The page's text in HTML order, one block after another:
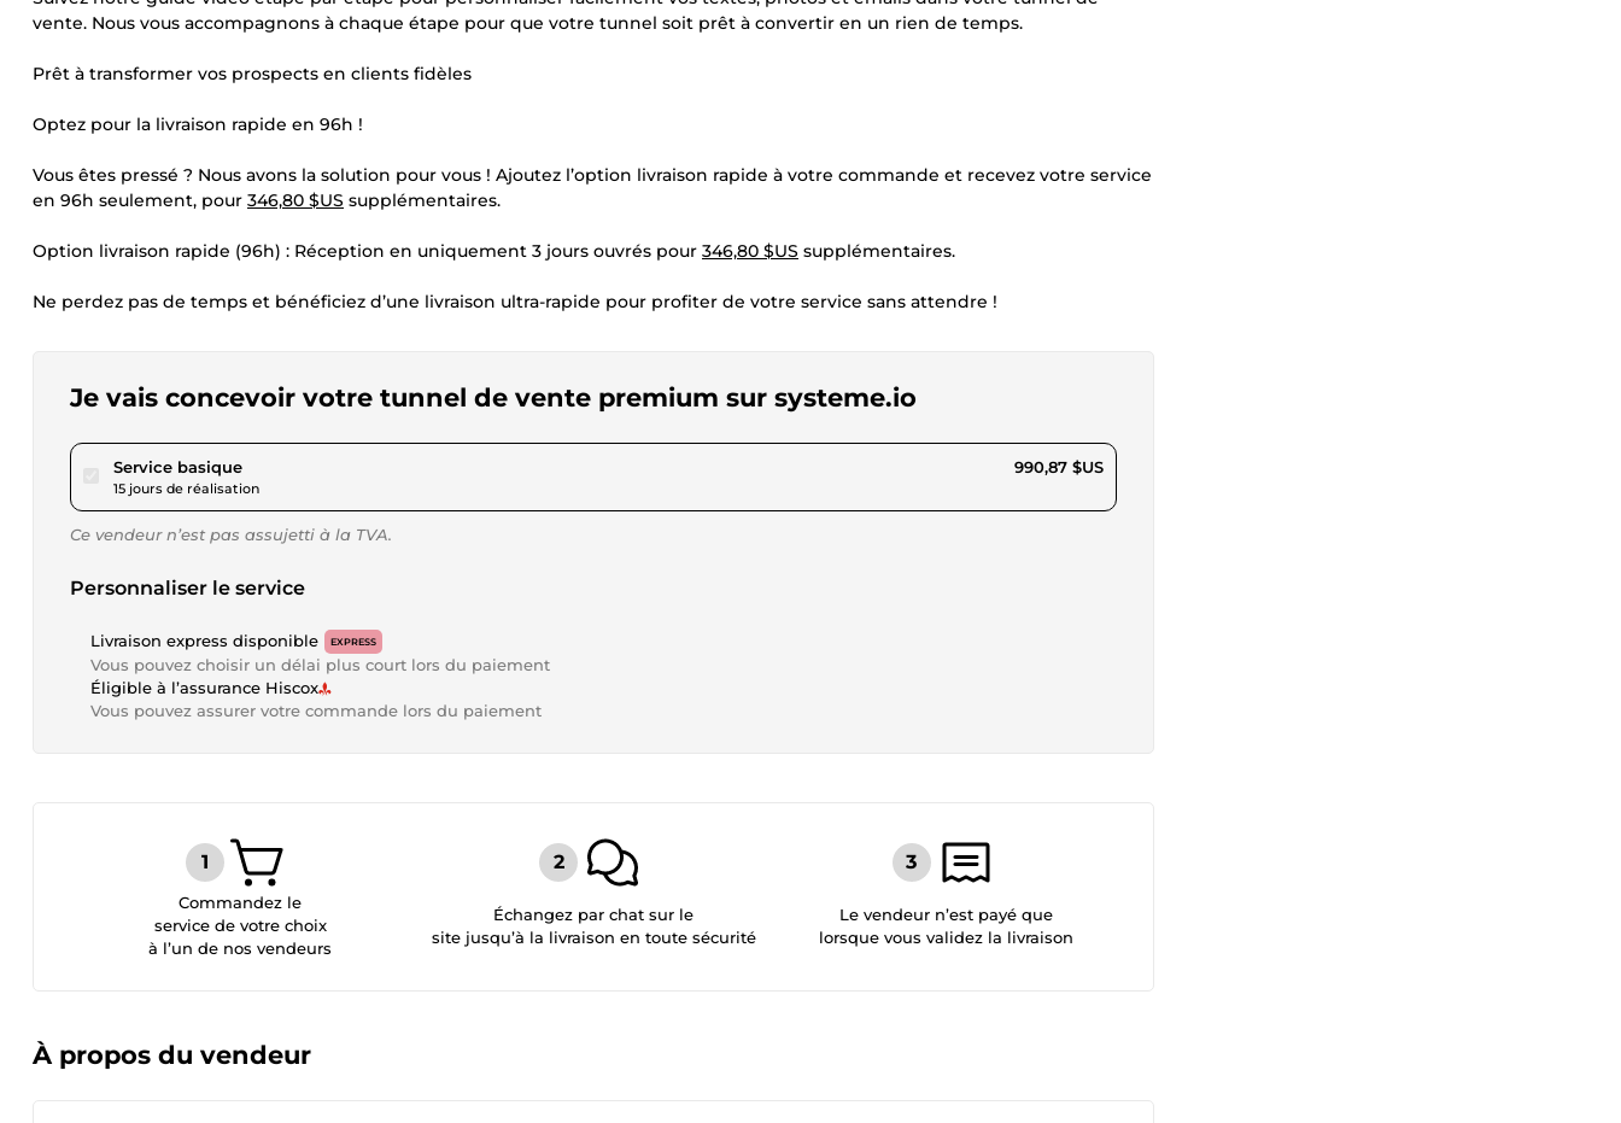
vente. Nous vous accompagnons à chaque étape pour que votre tunnel soit prêt à convertir en un rien de temps.
Prêt à transformer vos prospects en clients fidèles
Optez pour la livraison rapide en 96h !
Vous êtes pressé ? Nous avons la solution pour vous ! Ajoutez l’option livraison rapide à votre commande et recevez votre service
en 96h seulement, pour 346,80 $US supplémentaires.
Option livraison rapide (96h) : Réception en uniquement 3 jours ouvrés pour 346,80 $US supplémentaires.
Ne perdez pas de temps et bénéficiez d’une livraison ultra-rapide pour profiter de votre service sans attendre !
Je vais concevoir votre tunnel de vente premium sur systeme.io
Service basiquepour 913,24 $US
15 jours de réalisation
990,87 $US
Ce vendeur n’est pas assujetti à la TVA.
Personnaliser le service
Livraison express disponible EXPRESS
Vous pouvez choisir un délai plus court lors du paiement
Éligible à l’assurance Hiscox
Vous pouvez assurer votre commande lors du paiement
Commandez le
service de votre choix
à l’un de nos vendeurs
Échangez par chat sur le
site jusqu’à la livraison en toute sécurité
Le vendeur n’est payé que
lorsque vous validez la livraison
À propos du vendeur